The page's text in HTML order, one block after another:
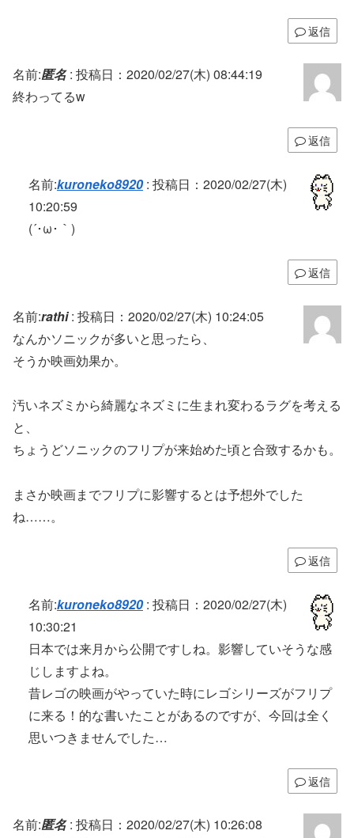
返信
名前:匿名: 投稿日：2020/02/27(木) 08:44:19
終わってるw
返信
名前:kuroneko8920: 投稿日：2020/02/27(木)
10:20:59
(´･ω･｀)
返信
名前:rathi: 投稿日：2020/02/27(木) 10:24:05
なんかソニックが多いと思ったら、
そうか映画効果か。
汚いネズミから綺麗なネズミに生まれ変わるラグを考える
と、
ちょうどソニックのフリプが来始めた頃と合致するかも。
まさか映画までフリプに影響するとは予想外でした
ね……。
返信
名前:kuroneko8920: 投稿日：2020/02/27(木)
10:30:21
日本では来月から公開ですしね。影響していそうな感
じしますよね。
昔レゴの映画がやっていた時にレゴシリーズがフリプ
に来る！的な書いたことがあるのですが、今回は全く
思いつきませんでした…
返信
名前:匿名: 投稿日：2020/02/27(木) 10:26:08